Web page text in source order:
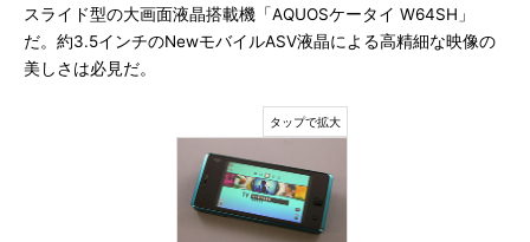
スライド型の大画面液晶搭載機「AQUOSケータイ W64SH」
だ。約3.5インチのNewモバイルASV液晶による高精細な映像の
美しさは必見だ。